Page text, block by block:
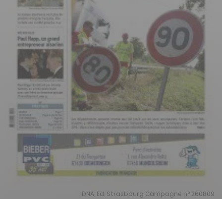
DNA, Ed. Strasbourg Campagne n° 260809